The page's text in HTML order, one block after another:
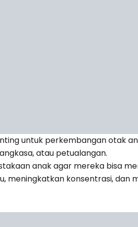
untuk perkembangan otak
atau petualangan.
anak agar mereka bisa
konsentrasi, dan